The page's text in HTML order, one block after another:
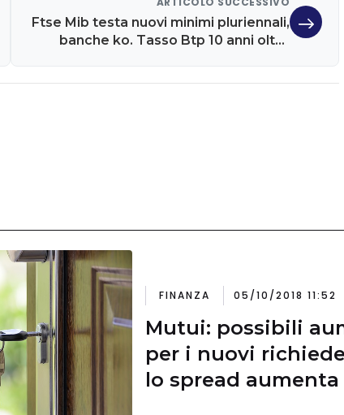
Ftse Mib testa nuovi minimi pluriennali,
banche ko. Tasso Btp 10 anni oltre
FINANZA 05/10/2018 11:52
Mutui: possibili
per i nuovi
lo spread aumenta